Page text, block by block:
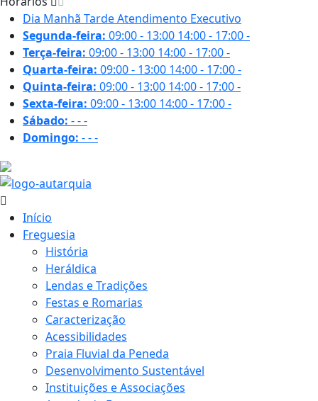
Dia Manhã TardeAtendimento Executivo
Segunda-feira: 09:00 - 13:00 14:00 - 17:00-
Terça-feira: 09:00 - 13:00 14:00 - 17:00-
Quarta-feira: 09:00 - 13:00 14:00 - 17:00-
Quinta-feira: 09:00 - 13:00 14:00 - 17:00-
Sexta-feira: 09:00 - 13:00 14:00 - 17:00-
Sábado: ---
Domingo: ---
Início
Freguesia
História
Heráldica
Lendas e Tradições
Festas e Romarias
Caracterização
Acessibilidades
Praia Fluvial da Peneda
Desenvolvimento Sustentável
Instituições e Associações